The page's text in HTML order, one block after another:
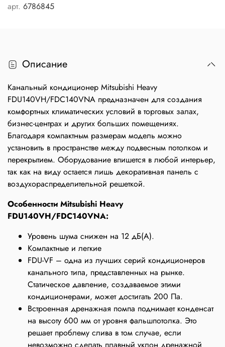
арт. 6786845
Описание
Канальный кондиционер Mitsubishi Heavy
FDU140VH/FDC140VNA предназначен для создания
комфортных климатических условий в торговых залах,
бизнес-центрах и других больших помещениях.
Благодаря компактным размерам модель можно
установить в пространстве между подвесным потолком и
перекрытием. Оборудование впишется в любой интерьер,
так как на виду остается лишь декоративная панель с
воздухораспределительной решеткой.
Особенности Mitsubishi Heavy
FDU140VH/FDC140VNA:
Уровень шума снижен на 12 дБ(А).
Компактные и легкие
FDU-VF – одна из лучших серий кондиционеров
канального типа, представленных на рынке.
Статическое давление, создаваемое этими
кондиционерами, может достигать 200 Па.
Встроенная дренажная помпа поднимает конденсат
на высоту 600 мм от уровня фальшпотолка. Это
решает проблему слива в том случае, если